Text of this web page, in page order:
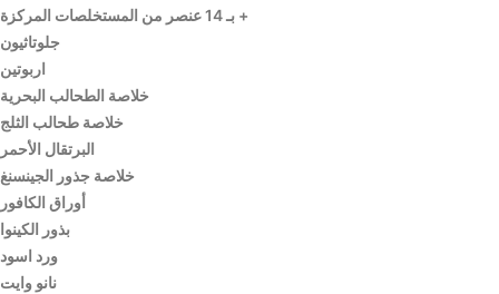
+ بـ 14 عنصر من المستخلصات المركزة
جلوتاثيون
اربوتين
خلاصة الطحالب البحرية
خلاصة طحالب الثلج
البرتقال الأحمر
خلاصة جذور الجينسنغ
أوراق الكافور
بذور الكينوا
ورد اسود
نانو وايت